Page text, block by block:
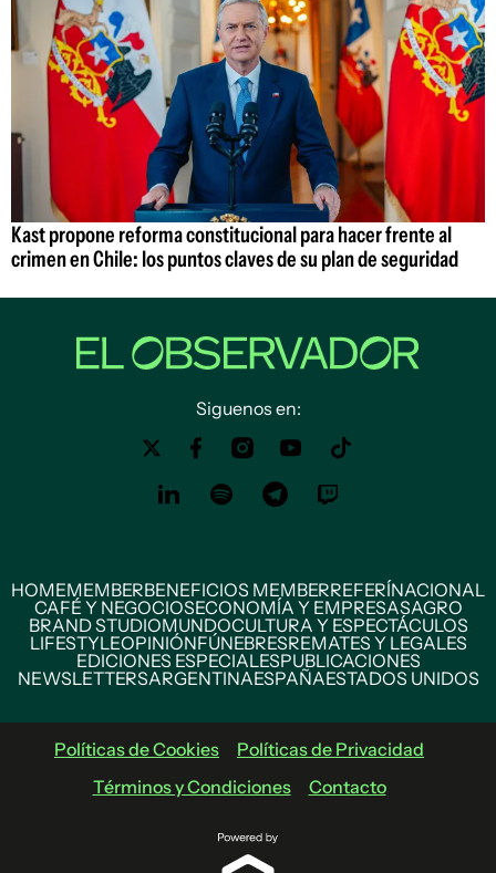
Kast propone reforma constitucional para hacer frente al
crimen en Chile: los puntos claves de su plan de seguridad
Siguenos en:
HOMEMEMBERBENEFICIOS MEMBERREFERÍNACIONAL
CAFÉ Y NEGOCIOSECONOMÍA Y EMPRESASAGRO
BRAND STUDIOMUNDOCULTURA Y ESPECTÁCULOS
LIFESTYLEOPINIÓNFÚNEBRESREMATES Y LEGALES
EDICIONES ESPECIALESPUBLICACIONES
NEWSLETTERSARGENTINAESPAÑAESTADOS UNIDOS
Políticas de Cookies
Políticas de Privacidad
Términos y Condiciones
Contacto